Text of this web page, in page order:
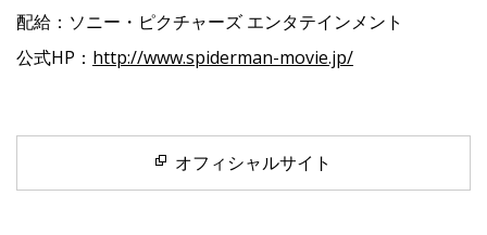
配給：ソニー・ピクチャーズ エンタテインメント
公式HP： http://www.spiderman-movie.jp/
オフィシャルサイト